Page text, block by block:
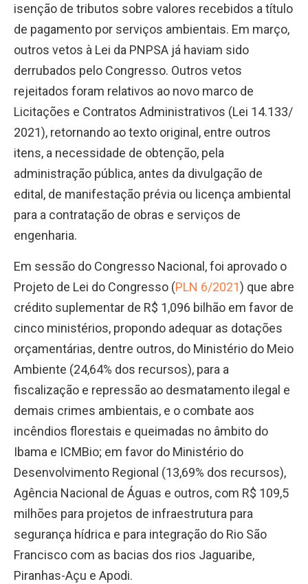
isenção de tributos sobre valores recebidos a título
de pagamento por serviços ambientais. Em março,
outros vetos à Lei da PNPSA já haviam sido
derrubados pelo Congresso. Outros vetos
rejeitados foram relativos ao novo marco de
Licitações e Contratos Administrativos (Lei 14.133/
2021), retornando ao texto original, entre outros
itens, a necessidade de obtenção, pela
administração pública, antes da divulgação de
edital, de manifestação prévia ou licença ambiental
para a contratação de obras e serviços de
engenharia.
Em sessão do Congresso Nacional, foi aprovado o
Projeto de Lei do Congresso (PLN 6/2021) que abre
crédito suplementar de R$ 1,096 bilhão em favor de
cinco ministérios, propondo adequar as dotações
orçamentárias, dentre outros, do Ministério do Meio
Ambiente (24,64% dos recursos), para a
fiscalização e repressão ao desmatamento ilegal e
demais crimes ambientais, e o combate aos
incêndios florestais e queimadas no âmbito do
Ibama e ICMBio; em favor do Ministério do
Desenvolvimento Regional (13,69% dos recursos),
Agência Nacional de Águas e outros, com R$ 109,5
milhões para projetos de infraestrutura para
segurança hídrica e para integração do Rio São
Francisco com as bacias dos rios Jaguaribe,
Piranhas-Açu e Apodi.